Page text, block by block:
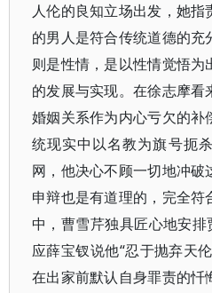
人伦的良知立场出发，她
的男人是符合传统道德的充
则是性情，是以性情觉悟
的发展与实现。在徐志摩看
婚姻关系作为内心亏欠的
统现实中以名教为旗号扼
网，他决心不顾一切地冲破
申辩也是有道理的，完全
中，曹雪芹独具匠心地安排
应薛宝钗说他“忍于抛弃天
在出家前默认自身罪责的